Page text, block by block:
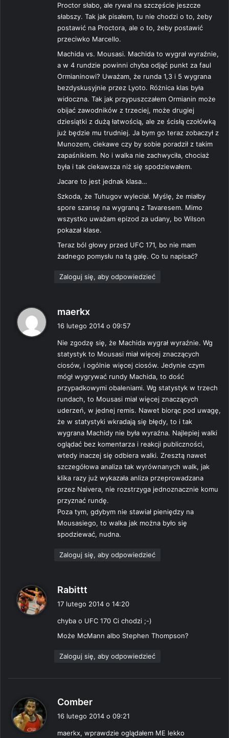
Proctor słabo, ale rywal na szczęście jeszcze
słabszy. Tak jak pisałem, tu nie chodzi o to, żeby
postawić na Proctora, ale o to, żeby postawić
przeciwko Marcello.
Machida vs. Mousasi. Machida to wygrał wyraźnie,
a w 4 rundzie powinni chyba odjąć punkt za faul
Ormianinowi? Uważam, że runda 1,3 i 5 wygrana
bezdyskusyjnie przez Lyoto. Różnica klas była
widoczna. Tak jak przypuszczałem Ormianin może
obijać zawodników z trzeciej, może drugiej
dziesiątki z dużą łatwością, ale ze ścisłą czołówką
już będzie mu trudniej. Ja bym go teraz zobaczył z
Munozem, ciekawe czy by sobie poradził z takim
zapaśnikiem. No i walka nie zachwyciła, chociaż
była i tak ciekawsza niż się spodziewałem.
Jacare to jest jednak klasa…
Szkoda, że Tuhugov wyleciał. Myślę, że miałby
spore szansę na wygraną z Tavaresem. Mimo
wszystko uważam epizod za udany, bo Wilson
pokazał klase.
Teraz ból głowy przed UFC 171, bo nie mam
żadnego pomysłu na tą galę. Co tu napisać?
Zaloguj się, aby odpowiedzieć
maerkx
z
e
:
16 lutego 2014 o 09:57
Nie zgodzę się, że Machida wygrał wyraźnie. Wg
statystyk to Mousasi miał więcej znaczących
ciosów, i ogólnie więcej ciosów. Jedynie czym
mógł wygrywać rundy Machida, to dość
przypadkowymi obaleniami. Wg statystyk w trzech
rundach, to Mousasi miał więcej znaczących
uderzeń, w jednej remis. Nawet biorąc pod uwagę,
że w statystyki wkradają się błędy, to i tak
wygrana Machidy nie była wyraźna. Najlepiej walki
oglądać bez komentarza i reakcji publiczności,
wtedy inaczej się odbiera walki. Zresztą nawet
szczegółowa analiza tak wyrównanych walk, jak
klika razy już wykazała anliza przeprowadzana
przez Naivera, nie rozstrzyga jednoznacznie komu
przyznać rundę.
Poza tym, gdybym nie stawiał pieniędzy na
Mousasiego, to walka jak można było się
spodziewać, nudna.
Zaloguj się, aby odpowiedzieć
Rabittt
z
e
17 lutego 2014 o 14:20
chyba o UFC 170 Ci chodzi ;-)
Może McMann albo Stephen Thompson?
Zaloguj się, aby odpowiedzieć
Comber
z
16 lutego 2014 o 09:21
maerkx, wprawdzie oglądałem ME lekko